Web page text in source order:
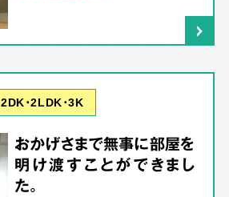
2DK･2LDK･3K
おかげさまで無事に部屋を
明け渡すことができまし
た。